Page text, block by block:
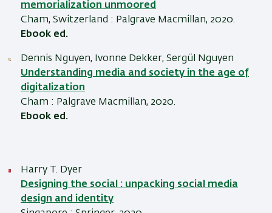
memorialization unmoored
Cham, Switzerland : Palgrave Macmillan, 2020.
Ebook ed.
Dennis Nguyen, Ivonne Dekker, Sergül Nguyen
Understanding media and society in the age of
digitalization
Cham : Palgrave Macmillan, 2020.
Ebook ed.
Harry T. Dyer
Designing the social : unpacking social media
design and identity